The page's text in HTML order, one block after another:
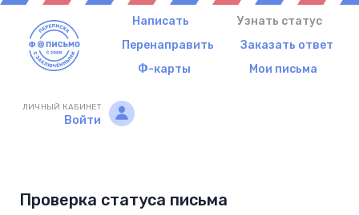
Написать
Узнать статус
Перенаправить
Заказать ответ
Ф-карты
Мои письма
ЛИЧНЫЙ КАБИНЕТ
Войти
Проверка статуса письма